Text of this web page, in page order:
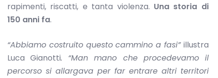
rapimenti, riscatti, e tanta violenza. Una storia di
150 anni fa.
“Abbiamo costruito questo cammino a fasi” illustra
Luca Gianotti. “Man mano che procedevamo il
percorso si allargava per far entrare altri territori